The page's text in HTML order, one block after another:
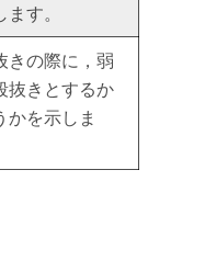
す。
きの際に，弱
抜きとするか
かを示しま